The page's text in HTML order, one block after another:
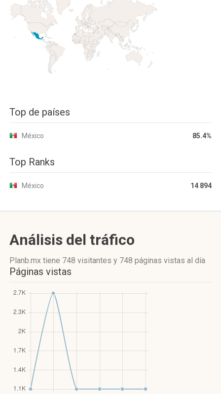
Top de países
México 85.4%
Top Ranks
México 14 894
Análisis del tráfico
Planb.mx tiene 748 visitantes y 748 páginas vistas al día
Páginas vistas